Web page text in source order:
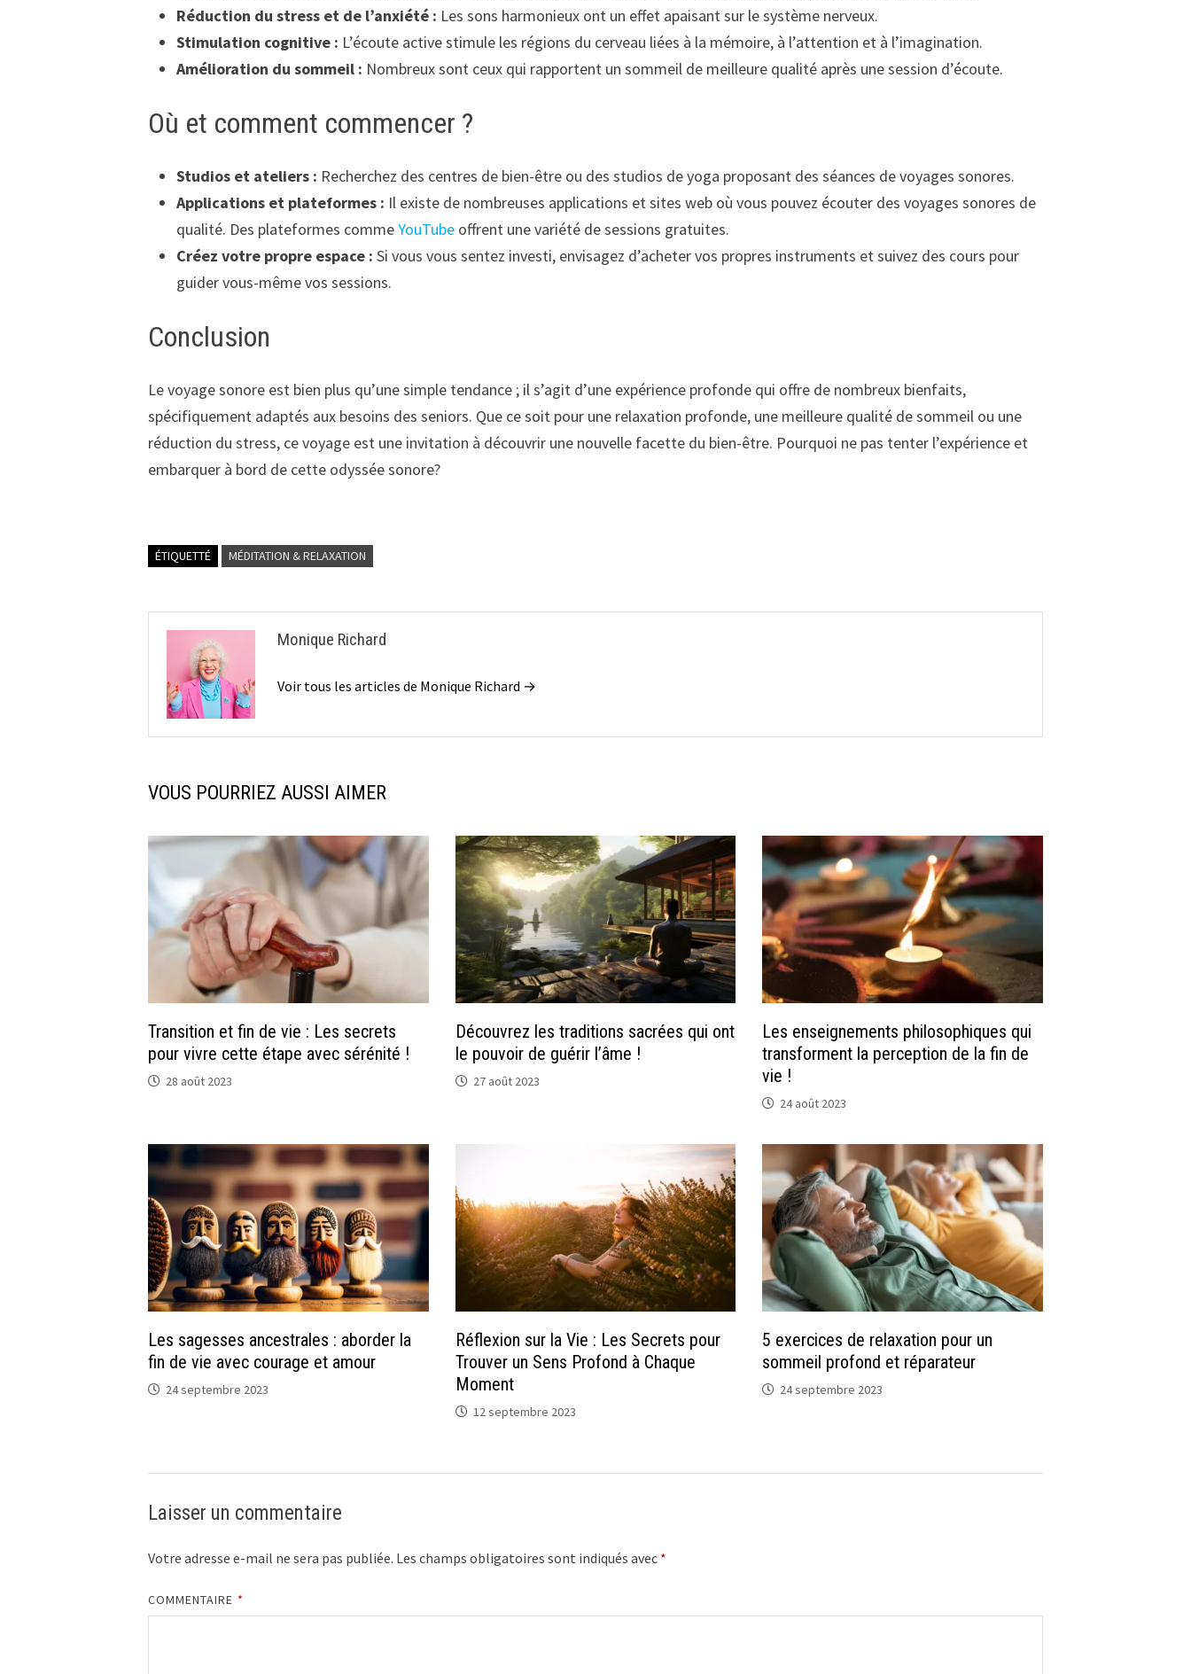
Réduction du stress et de l’anxiété : Les sons harmonieux ont un effet apaisant sur le système nerveux.
Stimulation cognitive : L’écoute active stimule les régions du cerveau liées à la mémoire, à l’attention et à l’imagination.
Amélioration du sommeil : Nombreux sont ceux qui rapportent un sommeil de meilleure qualité après une session d’écoute.
Où et comment commencer ?
Studios et ateliers : Recherchez des centres de bien-être ou des studios de yoga proposant des séances de voyages sonores.
Applications et plateformes : Il existe de nombreuses applications et sites web où vous pouvez écouter des voyages sonores de
qualité. Des plateformes commeYouTubeoffrent une variété de sessions gratuites.
Créez votre propre espace : Si vous vous sentez investi, envisagez d’acheter vos propres instruments et suivez des cours pour
guider vous-même vos sessions.
Conclusion
Le voyage sonore est bien plus qu’une simple tendance ; il s’agit d’une expérience profonde qui offre de nombreux bienfaits,
spécifiquement adaptés aux besoins des seniors. Que ce soit pour une relaxation profonde, une meilleure qualité de sommeil ou une
réduction du stress, ce voyage est une invitation à découvrir une nouvelle facette du bien-être. Pourquoi ne pas tenter l’expérience et
embarquer à bord de cette odyssée sonore?
ÉTIQUETTÉ MÉDITATION & RELAXATION
Monique Richard
Voir tous les articles de Monique Richard →
VOUS POURRIEZ AUSSI AIMER
Transition et fin de vie : Les secrets
pour vivre cette étape avec sérénité !
28 août 2023
Découvrez les traditions sacrées qui ont
le pouvoir de guérir l’âme !
27 août 2023
Les enseignements philosophiques qui
transforment la perception de la fin de
vie !
24 août 2023
Les sagesses ancestrales : aborder la
fin de vie avec courage et amour
24 septembre 2023
Réflexion sur la Vie : Les Secrets pour
Trouver un Sens Profond à Chaque
Moment
12 septembre 2023
5 exercices de relaxation pour un
sommeil profond et réparateur
24 septembre 2023
Laisser un commentaire
Votre adresse e-mail ne sera pas publiée. Les champs obligatoires sont indiqués avec *
COMMENTAIRE *